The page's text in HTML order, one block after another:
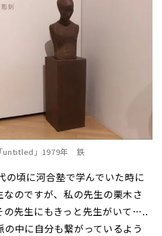
untitled」1979年 鉄
の頃に河合塾で学んでいた時に
のですが、私の先生の栗木さ
の先生にもきっと先生がいて…..
中に自分も繋がっているよう